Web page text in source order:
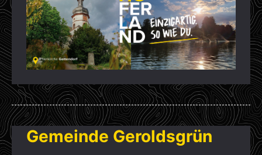
Gemeinde Geroldsgrün